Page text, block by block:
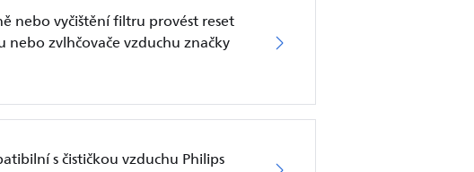
nebo vyčištění filtru provést reset
nebo zvlhčovače vzduchu značky
s čističkou vzduchu Philips